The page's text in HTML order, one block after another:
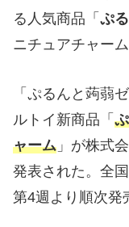
る人気商品「 ぷ
ニチュアチャー
「ぷるんと蒟蒻
ルトイ新商品「
ャーム 」が株式
発表された。全
第4週より順次発